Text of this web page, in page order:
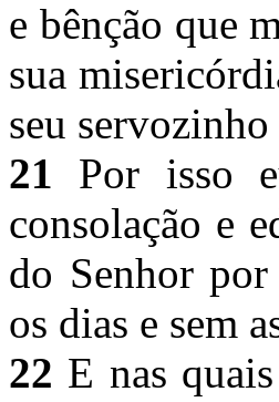
e bênção que
sua
seu
21 Por isso
consolação e
do Senhor
os dias e sem
22 E nas